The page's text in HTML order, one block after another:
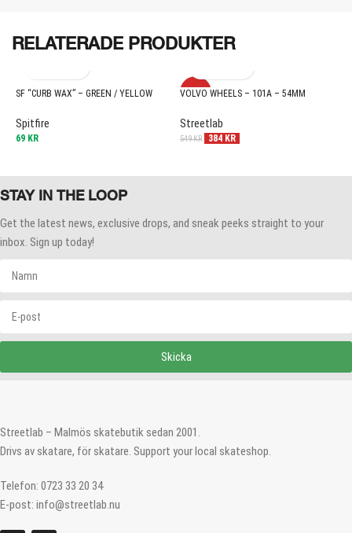
RELATERADE PRODUKTER
SF “CURB WAX” – GREEN / YELLOW
Spitfire
69 KR
-30%
VOLVO WHEELS – 101A – 54MM
Streetlab
549KR 384 KR
STAY IN THE LOOP
Get the latest news, exclusive drops, and sneak peeks straight to your
inbox. Sign up today!
Skicka
Streetlab – Malmös skatebutik sedan 2001.
Drivs av skatare, för skatare. Support your local skateshop.
Telefon: 0723 33 20 34
E-post: info@streetlab.nu